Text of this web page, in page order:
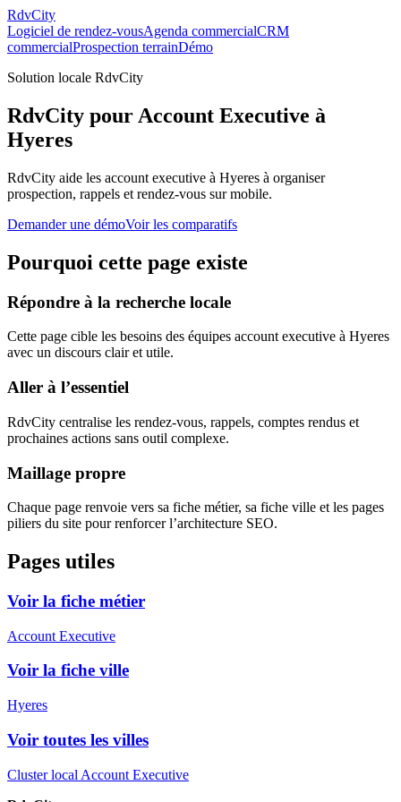
RdvCity
Logiciel de rendez-vousAgenda commercialCRM
commercialProspection terrainDémo
Solution locale RdvCity
RdvCity pour Account Executive à
Hyeres
RdvCity aide les account executive à Hyeres à organiser
prospection, rappels et rendez-vous sur mobile.
Demander une démoVoir les comparatifs
Pourquoi cette page existe
Répondre à la recherche locale
Cette page cible les besoins des équipes account executive à Hyeres
avec un discours clair et utile.
Aller à l’essentiel
RdvCity centralise les rendez-vous, rappels, comptes rendus et
prochaines actions sans outil complexe.
Maillage propre
Chaque page renvoie vers sa fiche métier, sa fiche ville et les pages
piliers du site pour renforcer l’architecture SEO.
Pages utiles
Voir la fiche métier
Account Executive
Voir la fiche ville
Hyeres
Voir toutes les villes
Cluster local Account Executive